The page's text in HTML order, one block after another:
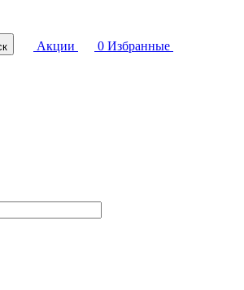
Акции 0 Избранные